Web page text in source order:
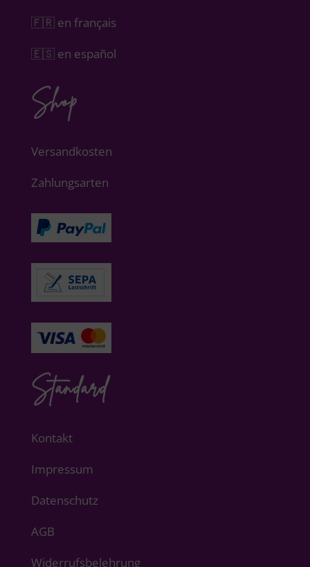
🇫🇷 en français
🇪🇸 en español
Shop
Versandkosten
Zahlungsarten
Standard
Kontakt
Impressum
Datenschutz
AGB
Widerrufsbelehrung